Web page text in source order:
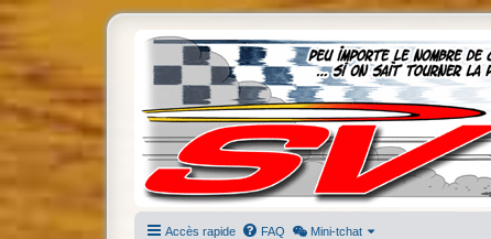
Accès rapide FAQ Mini-tchat